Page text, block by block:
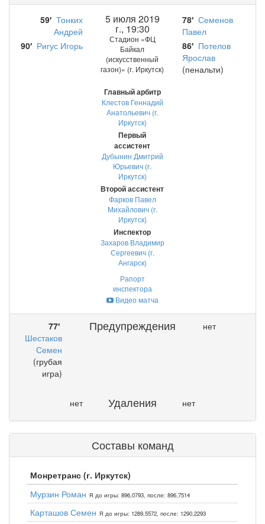
59′ Тонких
Андрей
90′ Ригус Игорь
5 июля 2019
г., 19:30
Стадион «ФЦ
Байкал
(искусственный
газон)» (г. Иркутск)
Главный арбитр
Клестов Геннадий
Анатольевич (г.
Иркутск)
Первый
ассистент
Дубынин Дмитрий
Юрьевич (г.
Иркутск)
Второй ассистент
Фарков Павел
Михайлович (г.
Иркутск)
Инспектор
Захаров Владимир
Сергеевич (г.
Ангарск)
Рапорт
инспектора
Видео матча
78′ Семенов
Павел
86′ Потелов
Ярослав
(пенальти)
77′
Шестаков
Семен
(грубая
игра)
Предупреждения нет
нет Удаления нет
Составы команд
Монретранс (г. Иркутск)
Мурзин Роман R до игры: 896,0793, после: 896,7514
Карташов Семен R до игры: 1289,5572, после: 1290,2293